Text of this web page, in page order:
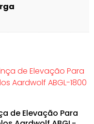
de Elevação Para